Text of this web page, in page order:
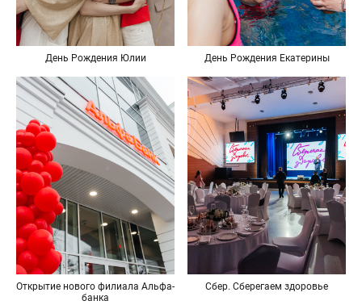
День Рождения Юлии День Рождения Екатерины
Открытие нового филиала Альфа-
банка
Сбер. Сберегаем здоровье